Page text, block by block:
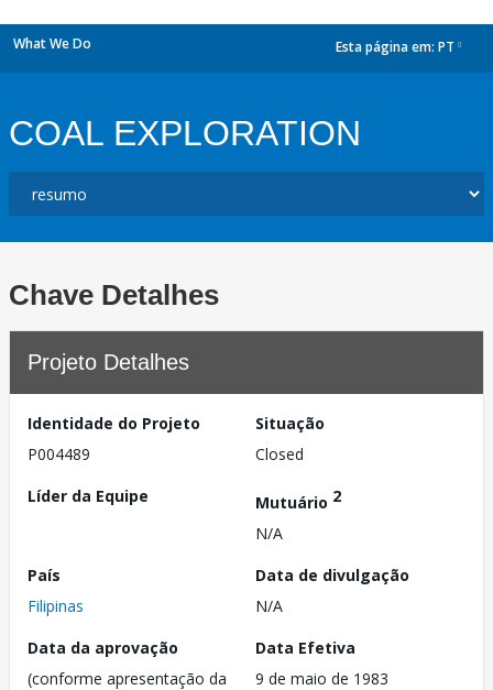
What We Do Esta página em: PT
COAL EXPLORATION
Chave Detalhes
Projeto Detalhes
Identidade do Projeto
P004489
Situação
Closed
Líder da Equipe
Mutuário 2
N/A
País
Filipinas
Data de divulgação
N/A
Data da aprovação
(conforme apresentação da
Data Efetiva
9 de maio de 1983